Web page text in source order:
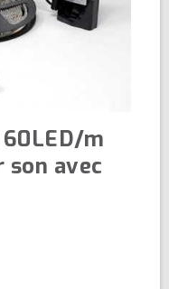
60LED/m
son avec